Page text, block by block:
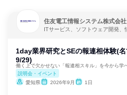
住友電工情報システム株式会社
ITサービス、ソフトウェア開発、
1day業界研究とSEの報連相体験(
9/29)
説明会・イベント
愛知県
2026年9月 1日